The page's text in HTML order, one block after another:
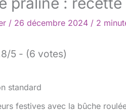
/ 26 décembre 2024 / 2
5 - (6 votes)
festives avec la bûche